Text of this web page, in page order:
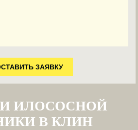
ЗАЯВКУ
ИЛОСОСНОЙ
В КЛИН